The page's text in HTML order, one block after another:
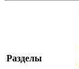
Разделы